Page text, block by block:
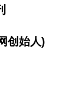
创始人)